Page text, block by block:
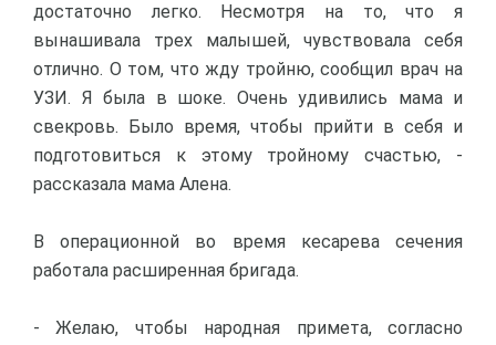
достаточно легко. Несмотря на то, что я
вынашивала трех малышей, чувствовала себя
отлично. О том, что жду тройню, сообщил врач на
УЗИ. Я была в шоке. Очень удивились мама и
свекровь. Было время, чтобы прийти в себя и
подготовиться к этому тройному счастью, -
рассказала мама Алена.
В операционной во время кесарева сечения
работала расширенная бригада.
- Желаю, чтобы народная примета, согласно